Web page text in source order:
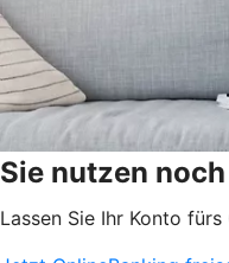
Sie nutzen
Lassen Sie Ihr Konto